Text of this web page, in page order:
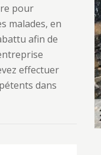
pour
malades, en
afin de
effectuer
dans